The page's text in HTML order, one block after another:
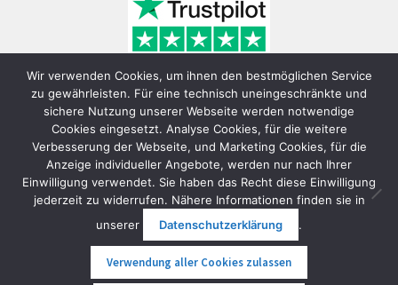
© FunShop Wien - Hochqualitative Elektromobilität 2026
Datenschutzerklärung
Erstellt mit WooCommerce
Wir verwenden Cookies, um ihnen den bestmöglichen Service
zu gewährleisten. Für eine technisch uneingeschränkte und
sichere Nutzung unserer Webseite werden notwendige
Cookies eingesetzt. Analyse Cookies, für die weitere
Verbesserung der Webseite, und Marketing Cookies, für die
Anzeige individueller Angebote, werden nur nach Ihrer
Einwilligung verwendet. Sie haben das Recht diese Einwilligung
jederzeit zu widerrufen. Nähere Informationen finden sie in
unserer
Datenschutzerklärung .
Verwendung aller Cookies zulassen